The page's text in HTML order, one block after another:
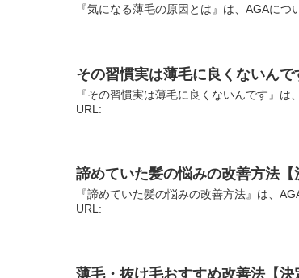
『気になる薄毛の原因とは』は、AGAに
その習慣実は薄毛に良くないんで
『その習慣実は薄毛に良くないんです』
URL:
諦めていた髪の悩みの改善方法【
『諦めていた髪の悩みの改善方法』は、
URL:
薄毛・抜け毛おすすめ改善法【決